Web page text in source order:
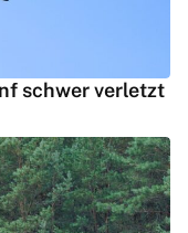
schwer verletzt